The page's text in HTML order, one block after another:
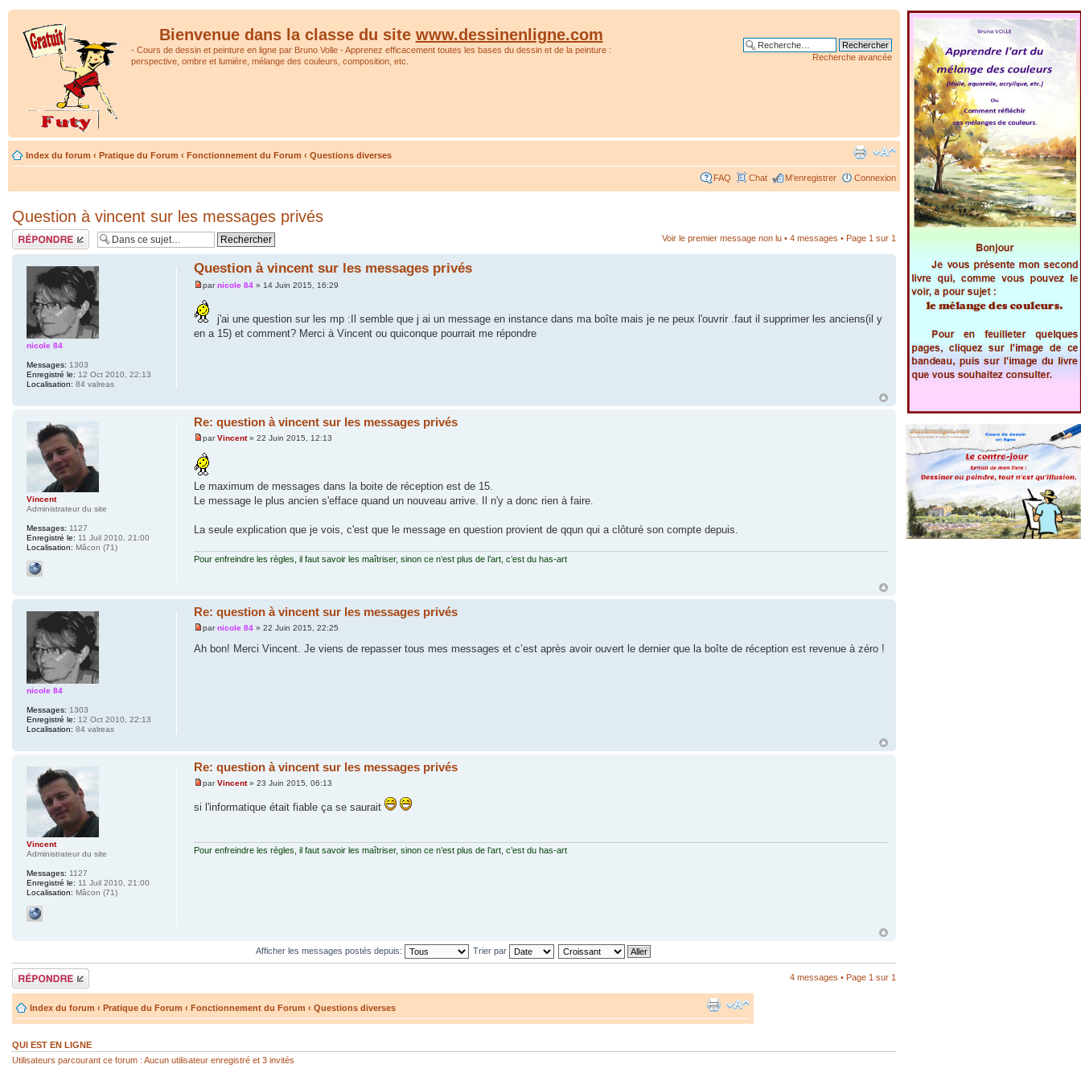
Bienvenue dans la classe du site www.dessinenligne.com
- Cours de dessin et peinture en ligne par Bruno Volle - Apprenez efficacement toutes les bases du dessin et de la peinture :
perspective, ombre et lumière, mélange des couleurs, composition, etc.
Recherche avancée
Index du forum ‹ Pratique du Forum ‹ Fonctionnement du Forum ‹ Questions diverses
FAQ Chat M’enregistrer Connexion
Question à vincent sur les messages privés
Répondre Voir le premier message non lu• 4 messages • Page 1 sur 1
Question à vincent sur les messages privés
parnicole 84» 14 Juin 2015, 16:29
j'ai une question sur les mp :Il semble que j ai un message en instance dans ma boîte mais je ne peux l'ouvrir .faut il supprimer les anciens(il y
en a 15) et comment? Merci à Vincent ou quiconque pourrait me répondre
nicole 84
Messages: 1303
Enregistré le: 12 Oct 2010, 22:13
Localisation: 84 valreas
Re: question à vincent sur les messages privés
parVincent» 22 Juin 2015, 12:13
Le maximum de messages dans la boite de réception est de 15.
Le message le plus ancien s'efface quand un nouveau arrive. Il n'y a donc rien à faire.
La seule explication que je vois, c'est que le message en question provient de qqun qui a clôturé son compte depuis.
Pour enfreindre les règles, il faut savoir les maîtriser, sinon ce n’est plus de l’art, c’est du has-art
Vincent
Administrateur du site
Messages: 1127
Enregistré le: 11 Juil 2010, 21:00
Localisation: Mâcon (71)
Re: question à vincent sur les messages privés
parnicole 84» 22 Juin 2015, 22:25
Ah bon! Merci Vincent. Je viens de repasser tous mes messages et c’est après avoir ouvert le dernier que la boîte de réception est revenue à zéro !
nicole 84
Messages: 1303
Enregistré le: 12 Oct 2010, 22:13
Localisation: 84 valreas
Re: question à vincent sur les messages privés
parVincent» 23 Juin 2015, 06:13
si l'informatique était fiable ça se saurait
Pour enfreindre les règles, il faut savoir les maîtriser, sinon ce n’est plus de l’art, c’est du has-art
Vincent
Administrateur du site
Messages: 1127
Enregistré le: 11 Juil 2010, 21:00
Localisation: Mâcon (71)
Afficher les messages postés depuis: Trier par
Répondre 4 messages • Page 1 sur 1
Index du forum ‹ Pratique du Forum ‹ Fonctionnement du Forum ‹ Questions diverses
QUI EST EN LIGNE
Utilisateurs parcourant ce forum : Aucun utilisateur enregistré et 3 invités